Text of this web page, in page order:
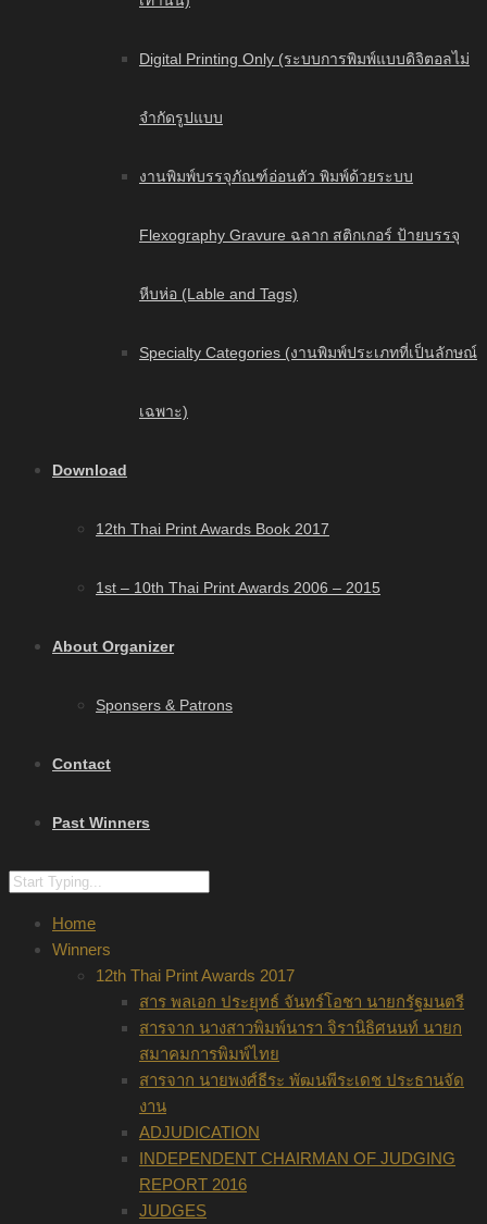
Digital Printing Only (ระบบการพิมพ์แบบดิจิตอลไม่
จำกัดรูปแบบ
งานพิมพ์บรรจุภัณฑ์อ่อนตัว พิมพ์ด้วยระบบ
Flexography Gravure ฉลาก สติกเกอร์ ป้ายบรรจุ
หีบห่อ (Lable and Tags)
Specialty Categories (งานพิมพ์ประเภทที่เป็นลักษณ์
เฉพาะ)
Download
12th Thai Print Awards Book 2017
1st – 10th Thai Print Awards 2006 – 2015
About Organizer
Sponsers & Patrons
Contact
Past Winners
Home
Winners
12th Thai Print Awards 2017
สาร พลเอก ประยุทธ์ จันทร์โอชา นายกรัฐมนตรี
สารจาก นางสาวพิมพ์นารา จิรานิธิศนนท์ นายก
สมาคมการพิมพ์ไทย
สารจาก นายพงศ์ธีระ พัฒนพีระเดช ประธานจัด
งาน
ADJUDICATION
INDEPENDENT CHAIRMAN OF JUDGING
REPORT 2016
JUDGES